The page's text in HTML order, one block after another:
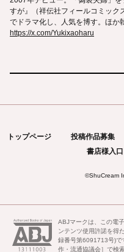
すが』（祥伝社フィールコミッ
でドラマ化し、人気を博す。ほか
https://x.com/Yukixaoharu
トップページ 投稿作品募集
書店様入口
©ShuCream
ABJマークは、この電
ンテンツ使用許諾を得
録番号第6091713号)で
作・流通協議会］で検